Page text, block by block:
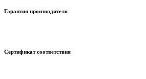
Гарантия производителя
Сертификат соответствия